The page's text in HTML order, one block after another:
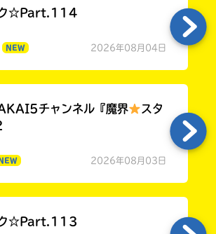
ク☆Part.114
NEW 2026年08月04日
チャンネル『魔界
スタ
NEW 2026年08月03日
ク☆Part.113